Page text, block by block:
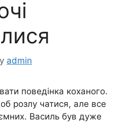
admin
поведінка коханого.
розлу чатися, але все
Василь був дуже